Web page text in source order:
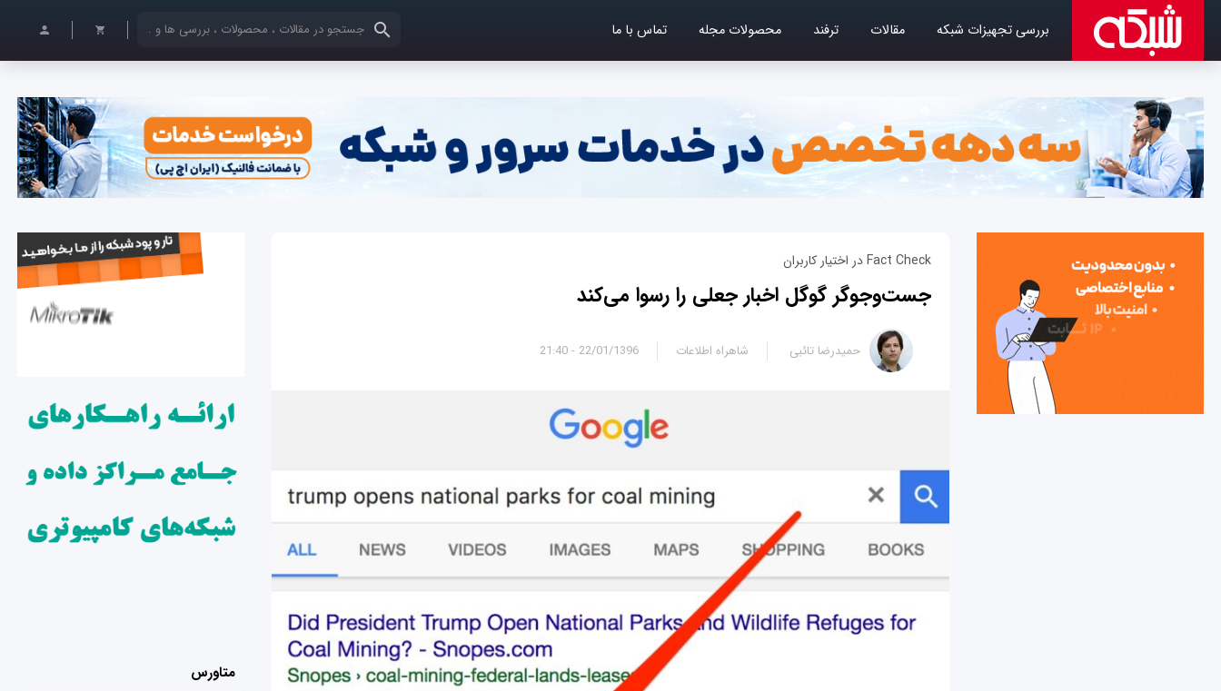
بررسی تجهیزات شبکه مقالات ترفند محصولات مجله تماس با ما کلمات کلیدی خود را وارد کنید
Fact Check در اختیار کاربران
جست‌وجوگر گوگل اخبار جعلی را رسوا می‌کند
22/01/1396 - 21:40 حمیدرضا تائبی شاهراه اطلاعات
متاورس